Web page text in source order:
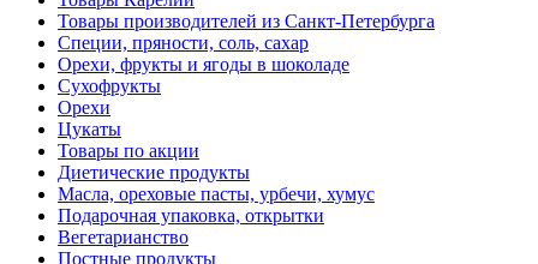
Товары производителей из Санкт-Петербурга
Специи, пряности, соль, сахар
Орехи, фрукты и ягоды в шоколаде
Сухофрукты
Орехи
Цукаты
Товары по акции
Диетические продукты
Масла, ореховые пасты, урбечи, хумус
Подарочная упаковка, открытки
Вегетарианство
Постные продукты